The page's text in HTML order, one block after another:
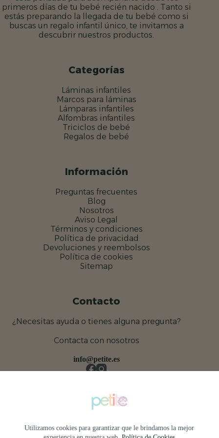
Utilizamos cookies para garantizar que le brindamos la mejor
primeros días de tu bebé recién nacido . Tanto si
estás preparando la llegada de tu bebé como si
buscas un regalo infantil único, te invitamos a
descubrir nuestros productos.
Categorías
Láminas infantiles
Marcos para láminas
Lámparas infantiles
Alfombras infantiles
Triciclos de bebé
Regalos de bebé
Información
Preguntas frecuentes
Blog
Nosotros
Aviso Legal
Términos y condiciones
Política de privacidad
Devoluciones y reembolsos
Política de cookies
Sitemap
Contacto
¿Necesitas ayuda o tienes alguna pregunta?
Contacta con nosotros
info@petite.es